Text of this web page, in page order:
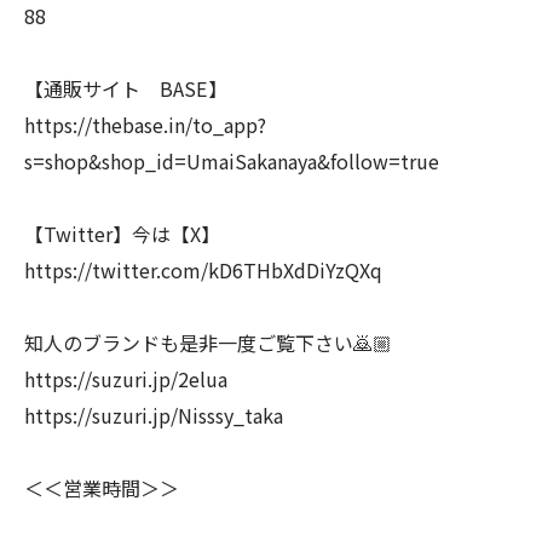
88
【通販サイト BASE】
https://thebase.in/to_app?
s=shop&shop_id=UmaiSakanaya&follow=true
【Twitter】今は【X】
https://twitter.com/kD6THbXdDiYzQXq
知人のブランドも是非一度ご覧下さい🙇🏼
https://suzuri.jp/2elua
https://suzuri.jp/Nisssy_taka
＜＜営業時間＞＞